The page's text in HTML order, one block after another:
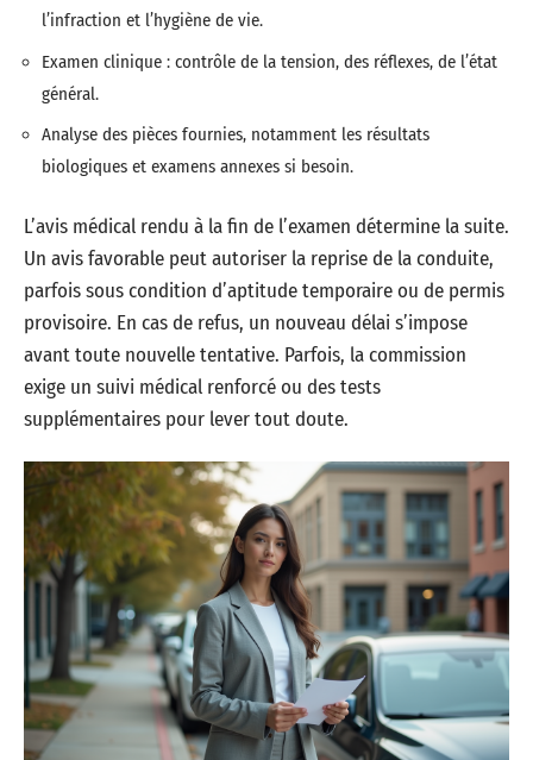
l’infraction et l’hygiène de vie.
Examen clinique : contrôle de la tension, des réflexes, de l’état
général.
Analyse des pièces fournies, notamment les résultats
biologiques et examens annexes si besoin.
L’avis médical rendu à la fin de l’examen détermine la suite.
Un avis favorable peut autoriser la reprise de la conduite,
parfois sous condition d’aptitude temporaire ou de permis
provisoire. En cas de refus, un nouveau délai s’impose
avant toute nouvelle tentative. Parfois, la commission
exige un suivi médical renforcé ou des tests
supplémentaires pour lever tout doute.